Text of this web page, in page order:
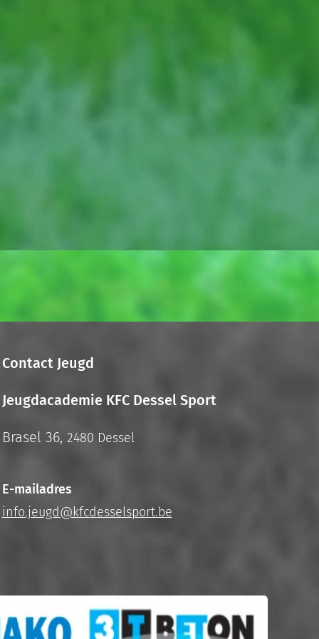
Contact Jeugd
Jeugdacademie KFC Dessel Sport
Brasel 36, 2480 Dessel
E-mailadres
info.jeugd@kfcdesselsport.be